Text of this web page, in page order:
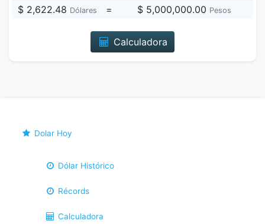
$ 2,622.48 Dólares = $ 5,000,000.00 Pesos
Calculadora
Dolar Hoy
Dólar Histórico
Récords
Calculadora